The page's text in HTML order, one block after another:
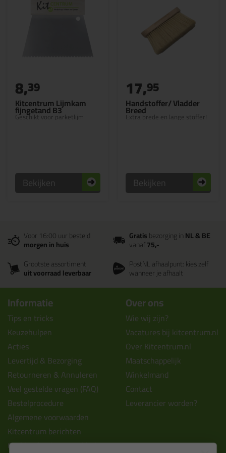
Kitcentrum Lijmkam
fijngetand B3
Geschikt voor parketlijm
8,39
Bekijken
Handstoffer/ Vladder
Breed
Extra brede en lange stoffer!
17,95
Bekijken
Voor 16:00 uur besteld
morgen in huis
Gratisbezorging inNL & BE
vanaf75,-
Grootste assortiment
uit voorraad leverbaar
PostNL afhaalpunt: kies zelf
wanneer je afhaalt
Informatie
Tips en tricks
Keuzehulpen
Acties
Levertijd & Bezorging
Retourneren & Annuleren
Veel gestelde vragen (FAQ)
Bestelprocedure
Algemene voorwaarden
Kitcentrum berichten
Cookies & privacy verklaring
Over ons
Wie wij zijn?
Vacatures bij kitcentrum.nl
Over Kitcentrum.nl
Maatschappelijk
Winkelmand
Contact
Leverancier worden?